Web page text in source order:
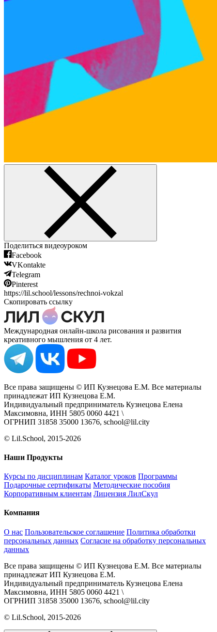
Поделиться видеоуроком
Facebook
VKontakte
Telegram
Pinterest
https://lil.school/lessons/rechnoi-vokzal
Скопировать ссылку
Международная онлайн-школа рисования и развития
креативного мышления от 4 лет.
Все права защищены © ИП Кузнецова Е.М. Все материалы
принадлежат ИП Кузнецова Е.М.
Индивидуальный предприниматель Кузнецова Елена
Максимовна, ИНН 5805 0060 4421 \
ОГРНИП 31858 35000 13676, school@lil.city
© Lil.School, 2015‐2026
Наши Продукты
Курсы по дисциплинам Каталог уроков Программы
Подарочные сертификаты Методические пособия
Корпоративным клиентам Лицензия ЛилСкул
Компания
О нас Пользовательское соглашение Политика обработки
персональных данных Согласие на обработку персональных
данных
Все права защищены © ИП Кузнецова Е.М. Все материалы
принадлежат ИП Кузнецова Е.М.
Индивидуальный предприниматель Кузнецова Елена
Максимовна, ИНН 5805 0060 4421 \
ОГРНИП 31858 35000 13676, school@lil.city
© Lil.School, 2015‐2026